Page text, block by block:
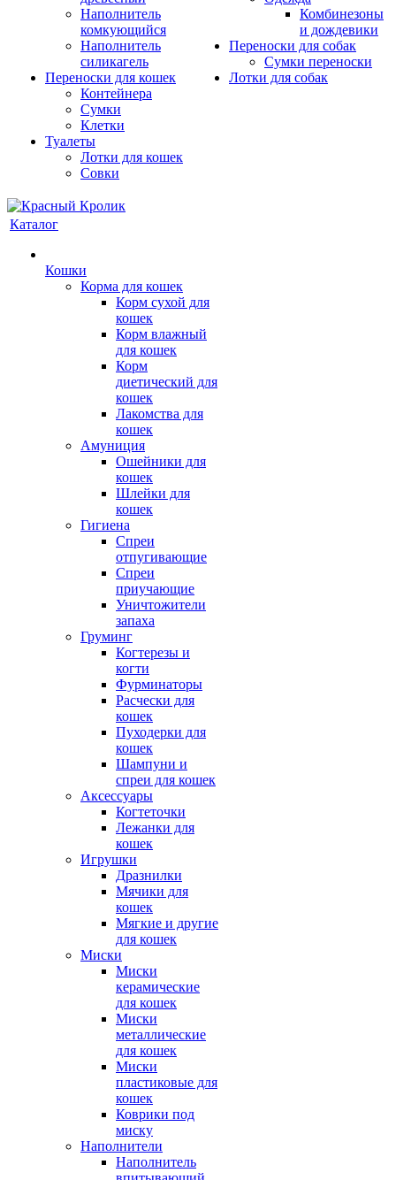
Наполнитель
комкующийся
Наполнитель
силикагель
Переноски для кошек
Контейнера
Сумки
Клетки
Туалеты
Лотки для кошек
Совки
Комбинезоны
и дождевики
Переноски для собак
Сумки переноски
Лотки для собак
Каталог
Кошки
Корма для кошек
Корм сухой для
кошек
Корм влажный
для кошек
Корм
диетический для
кошек
Лакомства для
кошек
Амуниция
Ошейники для
кошек
Шлейки для
кошек
Гигиена
Спреи
отпугивающие
Спреи
приучающие
Уничтожители
запаха
Груминг
Когтерезы и
когти
Фурминаторы
Расчески для
кошек
Пуходерки для
кошек
Шампуни и
спреи для кошек
Аксессуары
Когтеточки
Лежанки для
кошек
Игрушки
Дразнилки
Мячики для
кошек
Мягкие и другие
для кошек
Миски
Миски
керамические
для кошек
Миски
металлические
для кошек
Миски
пластиковые для
кошек
Коврики под
миску
Наполнители
Наполнитель